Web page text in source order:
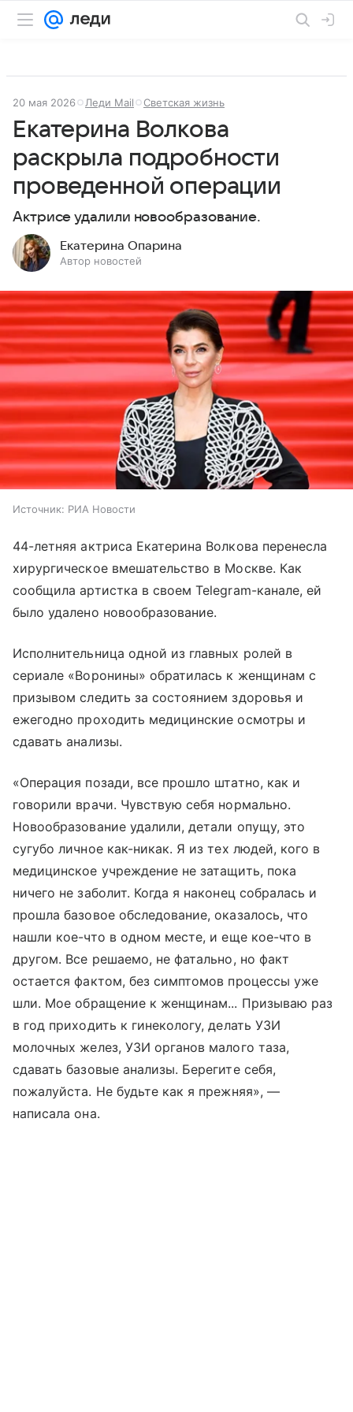
20 мая 2026 Леди Mail Светская жизнь
Екатерина Волкова
раскрыла подробности
проведенной операции
Актрисе удалили новообразование.
Екатерина Опарина
Автор новостей
Источник: РИА Новости
44-летняя актриса Екатерина Волкова перенесла
хирургическое вмешательство в Москве. Как
сообщила артистка в своем Telegram-канале, ей
было удалено новообразование.
Исполнительница одной из главных ролей в
сериале «Воронины» обратилась к женщинам с
призывом следить за состоянием здоровья и
ежегодно проходить медицинские осмотры и
сдавать анализы.
«Операция позади, все прошло штатно, как и
говорили врачи. Чувствую себя нормально.
Новообразование удалили, детали опущу, это
сугубо личное как-никак. Я из тех людей, кого в
медицинское учреждение не затащить, пока
ничего не заболит. Когда я наконец собралась и
прошла базовое обследование, оказалось, что
нашли кое-что в одном месте, и еще кое-что в
другом. Все решаемо, не фатально, но факт
остается фактом, без симптомов процессы уже
шли. Мое обращение к женщинам... Призываю раз
в год приходить к гинекологу, делать УЗИ
молочных желез, УЗИ органов малого таза,
сдавать базовые анализы. Берегите себя,
пожалуйста. Не будьте как я прежняя», —
написала она.